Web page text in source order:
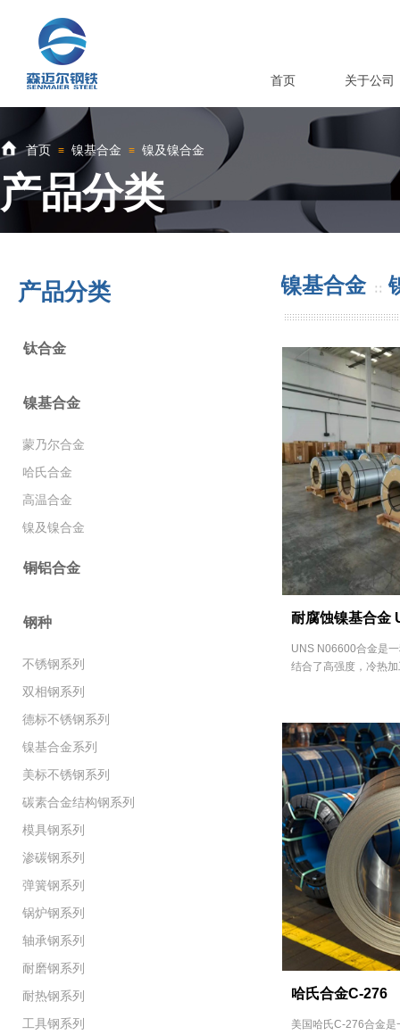
首页 ≡ 镍基合金 ≡ 镍及镍合金
产品分类
镍基合金 ∷
产品分类
钛合金
镍基合金
蒙乃尔合金
哈氏合金
高温合金
镍及镍合金
铜铝合金
钢种
不锈钢系列
双相钢系列
德标不锈钢系列
镍基合金系列
美标不锈钢系列
碳素合金结构钢系列
模具钢系列
渗碳钢系列
弹簧钢系列
锅炉钢系列
轴承钢系列
耐磨钢系列
耐热钢系列
工具钢系列
耐腐蚀镍基合金
UNS N06600合金是
结合了高强度，冷热
哈氏合金C-276
美国哈氏C-276合金
首页 关于公司